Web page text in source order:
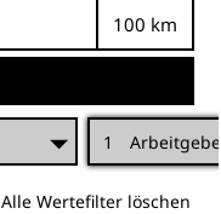
1
Alle Wertefilter löschen